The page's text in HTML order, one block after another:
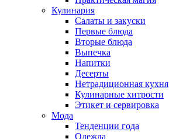
Кулинария
Салаты и закуски
Первые блюда
Вторые блюда
Выпечка
Напитки
Десерты
Нетрадиционная кухня
Кулинарные хитрости
Этикет и сервировка
Мода
Тенденции года
Одежда